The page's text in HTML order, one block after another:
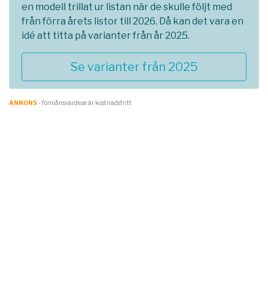
en modell trillat ur listan när de skulle följt med
från förra årets listor till 2026. Då kan det vara en
idé att titta på varianter från år 2025.
Se varianter från 2025
ANNONS- förmånsvärde.se är kostnadsfritt